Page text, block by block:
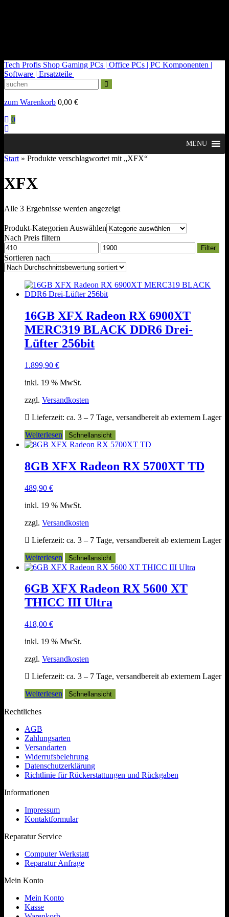
Tech Profis Shop Gaming PCs | Office PCs | PC Komponenten |
Software | Ersatzteile
zum Warenkorb 0,00 €
0
MENU
Start » Produkte verschlagwortet mit „XFX“
XFX
Alle 3 Ergebnisse werden angezeigtNach
sortiert
Produkt-Kategorien Auswählen
Nach Preis filtern
Min.
Preis
Max.
Preis
Filter
Sortieren nach
16GB XFX Radeon RX 6900XT
MERC319 BLACK DDR6 Drei-
Lüfter 256bit
1.899,90 €
inkl. 19 % MwSt.
zzgl. Versandkosten
Lieferzeit: ca. 3 – 7 Tage, versandbereit ab externem Lager
Weiterlesen
Schnellansicht
8GB XFX Radeon RX 5700XT TD
489,90 €
inkl. 19 % MwSt.
zzgl. Versandkosten
Lieferzeit: ca. 3 – 7 Tage, versandbereit ab externem Lager
Weiterlesen
Schnellansicht
6GB XFX Radeon RX 5600 XT
THICC III Ultra
418,00 €
inkl. 19 % MwSt.
zzgl. Versandkosten
Lieferzeit: ca. 3 – 7 Tage, versandbereit ab externem Lager
Weiterlesen
Schnellansicht
Rechtliches
AGB
Zahlungsarten
Versandarten
Widerrufsbelehrung
Datenschutzerklärung
Richtlinie für Rückerstattungen und Rückgaben
Informationen
Impressum
Kontaktformular
Reparatur Service
Computer Werkstatt
Reparatur Anfrage
Mein Konto
Mein Konto
Kasse